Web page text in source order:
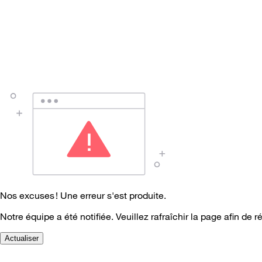
Nos excuses ! Une erreur s'est produite.
Notre équipe a été notifiée. Veuillez rafraîchir la page afin de
Actualiser